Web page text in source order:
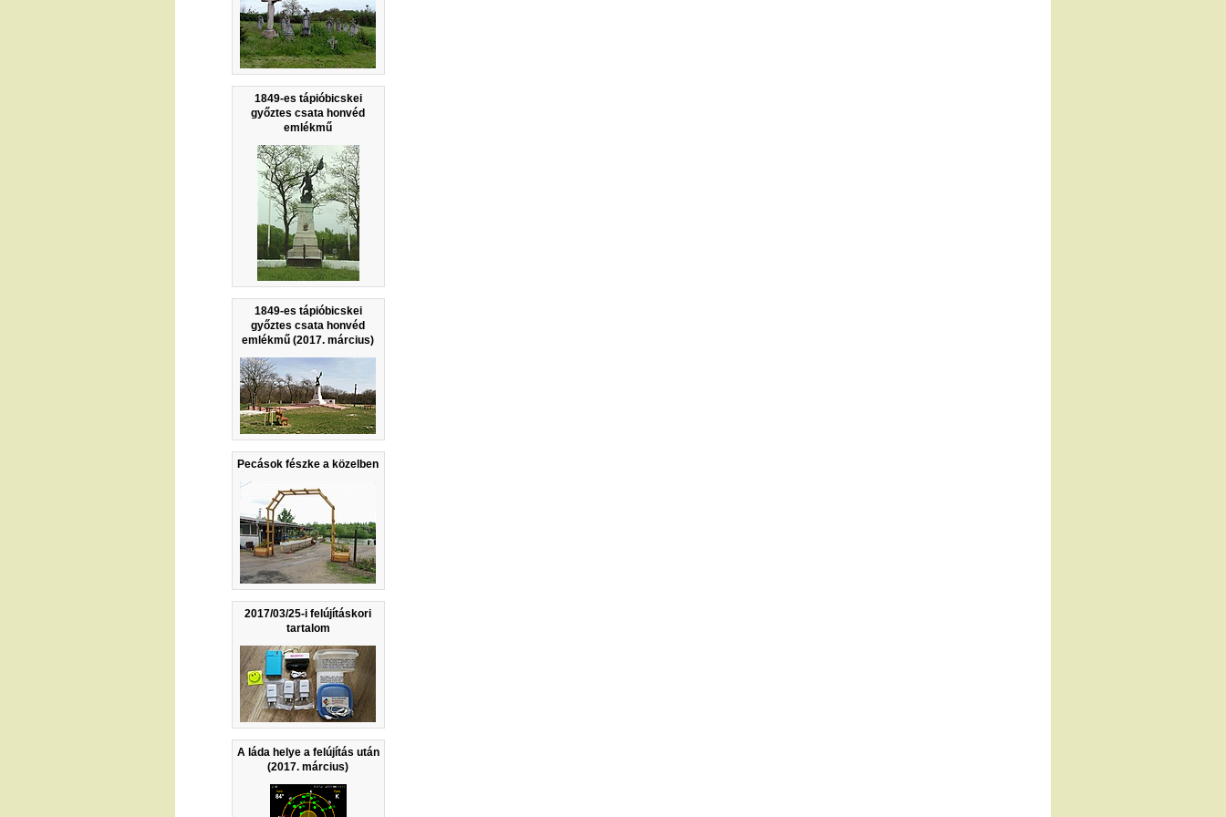
1849-es tápióbicskei
győztes csata honvéd
emlékmű
1849-es tápióbicskei
győztes csata honvéd
emlékmű (2017. március)
Pecások fészke a közelben
2017/03/25-i felújításkori
tartalom
A láda helye a felújítás után
(2017. március)